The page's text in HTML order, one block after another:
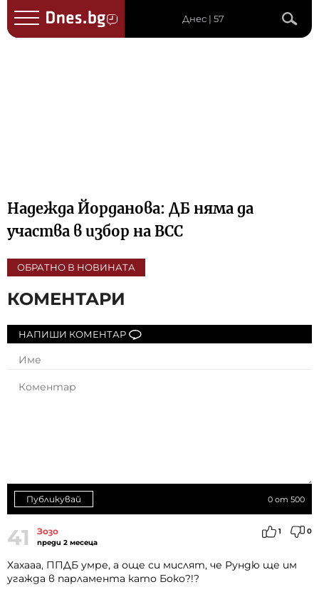
Днес | 57
Надежда Йорданова: ДБ няма да
участва в избор на ВСС
ОБРАТНО В НОВИНАТА
КОМЕНТАРИ
НАПИШИ КОМЕНТАР
0 от 500
Публикувай
41 Зозо
преди 2 месеца
1 0
Хахааа, ППДБ умре, а още си мислят, че Рундю ще им
угажда в парламента като Боко?!?